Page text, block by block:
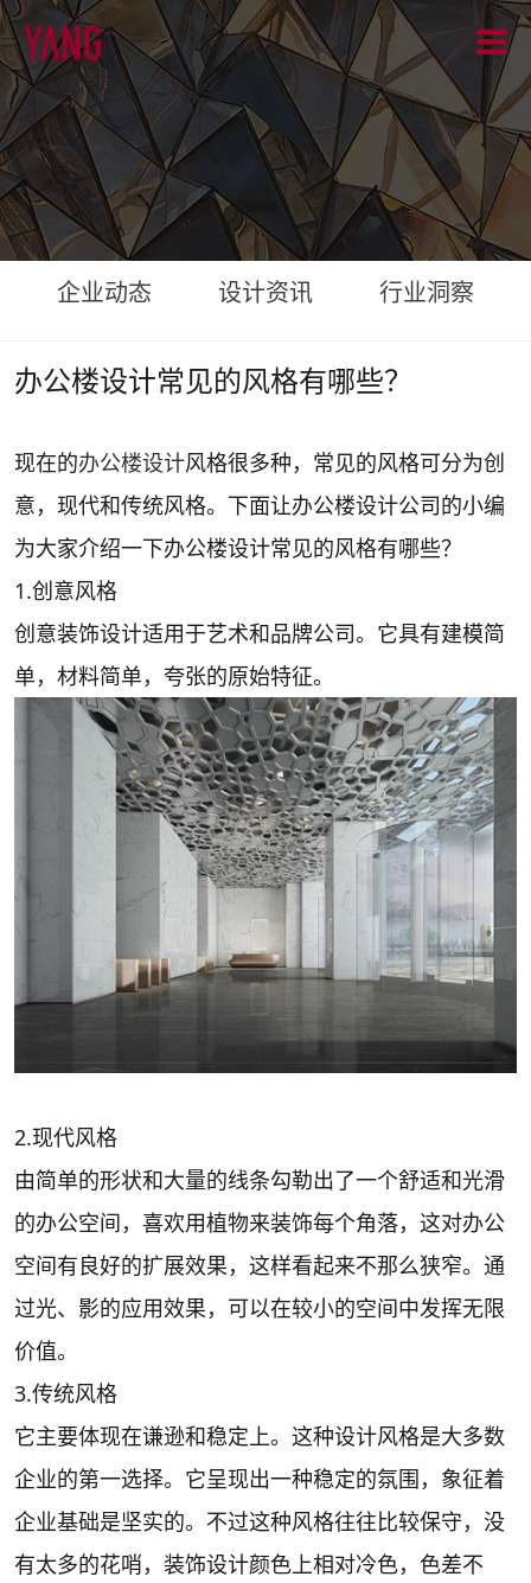
企业动态 设计资讯 行业洞察
办公楼设计常见的风格有哪些？
现在的办公楼设计风格很多种，常见的风格可分为创
意，现代和传统风格。下面让办公楼设计公司的小编
为大家介绍一下办公楼设计常见的风格有哪些？
1.创意风格
创意装饰设计适用于艺术和品牌公司。它具有建模简
单，材料简单，夸张的原始特征。
2.现代风格
由简单的形状和大量的线条勾勒出了一个舒适和光滑
的办公空间，喜欢用植物来装饰每个角落，这对办公
空间有良好的扩展效果，这样看起来不那么狭窄。通
过光、影的应用效果，可以在较小的空间中发挥无限
价值。
3.传统风格
它主要体现在谦逊和稳定上。这种设计风格是大多数
企业的第一选择。它呈现出一种稳定的氛围，象征着
企业基础是坚实的。不过这种风格往往比较保守，没
有太多的花哨，装饰设计颜色上相对冷色，色差不